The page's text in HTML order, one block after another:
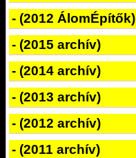
- (2012 ÁlomÉpítők)
- (2015 archív)
- (2014 archív)
- (2013 archív)
- (2012 archív)
- (2011 archív)